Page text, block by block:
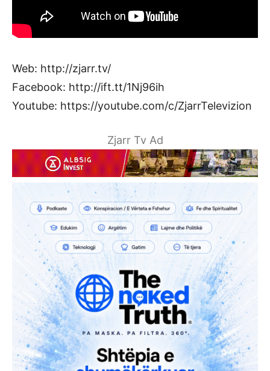
Web: http://zjarr.tv/
Facebook: http://ift.tt/1Nj96ih
Youtube: https://youtube.com/c/ZjarrTelevizion
Zjarr Tv Ad